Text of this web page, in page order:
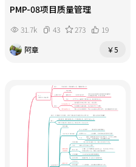
PMP-08项目质量管理
31.7k 43 273
19
阿章
￥5